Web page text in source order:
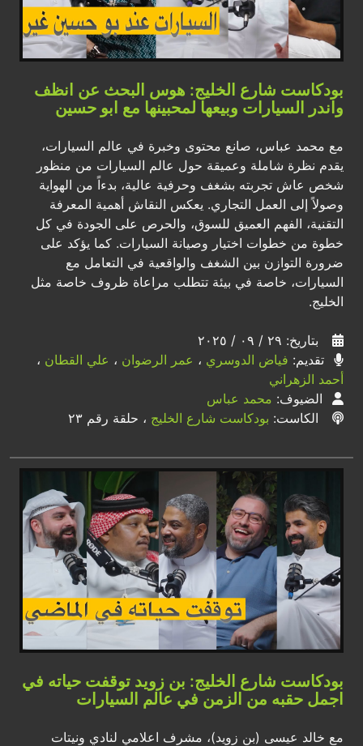
بودكاست شارع الخليج: هوس البحث عن انظف
واندر السيارات وبيعها لمحبينها مع ابو حسين
مع محمد عباس، صانع محتوى وخبرة في عالم السيارات،
يقدم نظرة شاملة وعميقة حول عالم السيارات من منظور
شخص عاش تجربته بشغف وحرفية عالية، بدءاً من الهواية
وصولاً إلى العمل التجاري. يعكس النقاش أهمية المعرفة
التقنية، الفهم العميق للسوق، والحرص على الجودة في كل
خطوة من خطوات اختيار وصيانة السيارات. كما يؤكد على
ضرورة التوازن بين الشغف والواقعية في التعامل مع
السيارات، خاصة في بيئة تتطلب مراعاة ظروف خاصة مثل
الخليج.
بتاريخ: ٢٩ / ٠٩ / ٢٠٢٥
تقديم: فياض الدوسري ، عمر الرضوان ، علي القطان ،
أحمد الزهراني
الضيوف: محمد عباس
الكاست: بودكاست شارع الخليج ، حلقة رقم ٢٣
بودكاست شارع الخليج: بن زويد توقفت حياته في
اجمل حقبه من الزمن في عالم السيارات
مع خالد عيسى (بن زويد)، مشرف اعلامي لنادي ونيتات